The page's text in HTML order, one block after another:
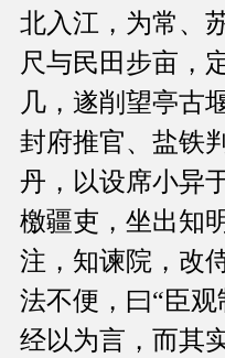
北入江，为常、
尺与民田步亩，
几，遂削望亭古
封府推官、盐铁
丹，以设席小异
檄疆吏，坐出知
注，知谏院，改
法不便，曰“臣观
经以为言，而其